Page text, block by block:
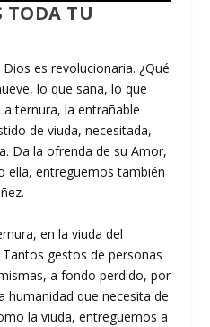
TODA TU
es revolucionaria. ¿Qué
lo que sana, lo que
ternura, la entrañable
de viuda, necesitada,
Da la ofrenda de su Amor,
ella, entreguemos también
en la viuda del
gestos de personas
a fondo perdido, por
humanidad que necesita de
la viuda, entreguemos a